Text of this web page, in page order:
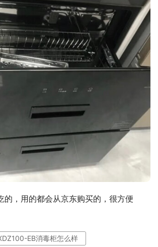
的，用的都会从京东购买的，很方便
EB消毒柜怎么样